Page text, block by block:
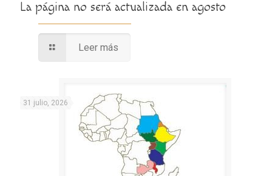
La página no será actualizada en agosto
Leer más
31 julio, 2026